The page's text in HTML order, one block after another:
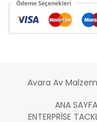
Avara Av
ANA SAYFA
ENTERPRISE